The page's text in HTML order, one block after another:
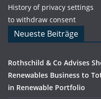
History of privacy settings
to withdraw consent
Neueste Beiträge
Rothschild & Co Advises
Renewables Business to
in Renewable Portfolio